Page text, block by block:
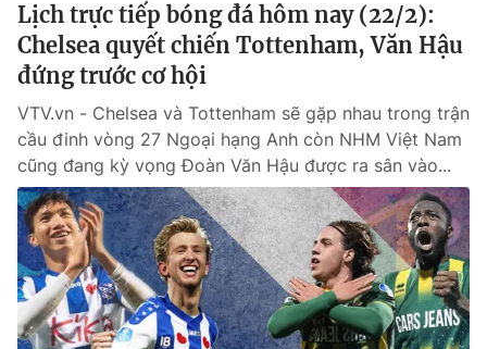
VTV9 VTV8
Liên hệ tòa soạn
THỜI BÁO VTV
Theo dõi báo trên
Cơ quan chủ quản:Đài Truyền hình Việt Nam
Lịch trực tiếp bóng đá hôm nay (22/2):
Chelsea quyết chiến Tottenham, Văn Hậu
đứng trước cơ hội
VTV.vn - Chelsea và Tottenham sẽ gặp nhau trong trận
cầu đinh vòng 27 Ngoại hạng Anh còn NHM Việt Nam
cũng đang kỳ vọng Đoàn Văn Hậu được ra sân vào...